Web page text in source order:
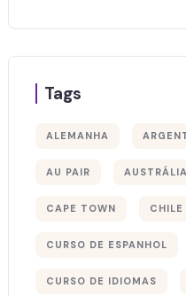
Tags
ALEMANHA
AU PAIR AUSTRÁLIA
CAPE TOWN CHILE
CURSO DE ESPANHOL
CURSO DE IDIOMAS